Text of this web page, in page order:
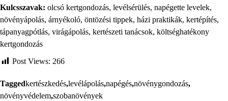
Kulcsszavak: olcsó kertgondozás, levélsérülés, napégette levelek,
növényápolás, árnyékoló, öntözési tippek, házi praktikák, kertépítés,
tápanyagpótlás, virágápolás, kertészeti tanácsok, költséghatékony
kertgondozás
Post Views: 266
Taggedkertészkedés,levélápolás,napégés,növénygondozás,
növényvédelem,szobanövények